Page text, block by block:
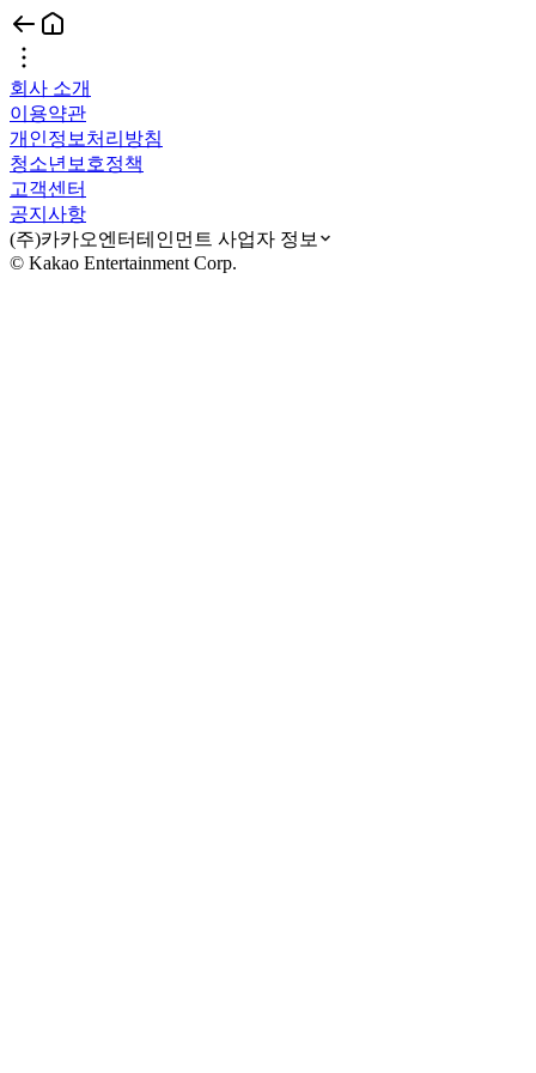
회사 소개
이용약관
개인정보처리방침
청소년보호정책
고객센터
공지사항
(주)카카오엔터테인먼트 사업자 정보
© Kakao Entertainment Corp.